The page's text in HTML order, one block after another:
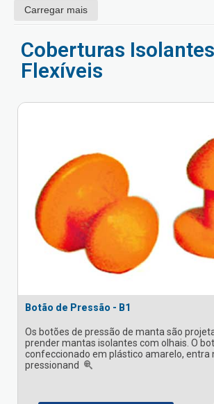
Carregar mais
Coberturas Isolantes
Flexíveis
Botão de Pressão - B1
Os botões de pressão de manta são
prender mantas isolantes com olhais. O
confeccionado em plástico amarelo, entra
pressionand